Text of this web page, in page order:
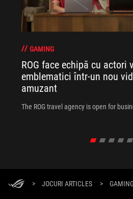
GAMING
ROG face echipă cu actori
emblematici într-un nou
amuzant
The ROG travel agency is open for
> JOCURI ARTICLES >